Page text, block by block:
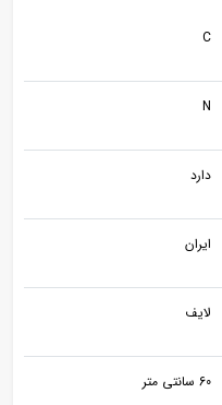
C
N
دارد
ایران
لایف
60 سانتی متر